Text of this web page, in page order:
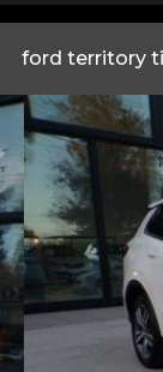
ford territory